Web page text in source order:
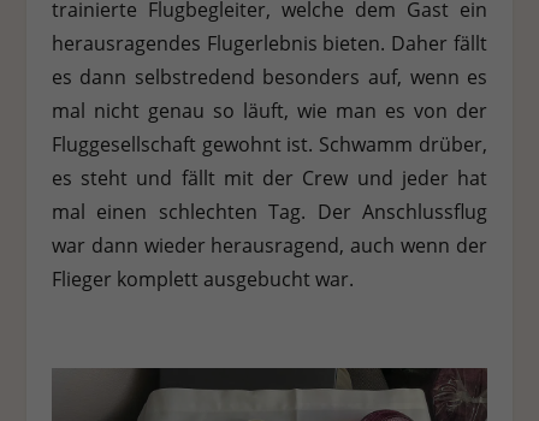
trainierte Flugbegleiter, welche dem Gast ein
herausragendes Flugerlebnis bieten. Daher fällt
es dann selbstredend besonders auf, wenn es
mal nicht genau so läuft, wie man es von der
Fluggesellschaft gewohnt ist. Schwamm drüber,
es steht und fällt mit der Crew und jeder hat
mal einen schlechten Tag. Der Anschlussflug
war dann wieder herausragend, auch wenn der
Flieger komplett ausgebucht war.